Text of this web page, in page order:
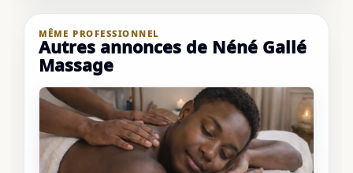
MÊME PROFESSIONNEL
Autres annonces de Néné Gallé
Massage